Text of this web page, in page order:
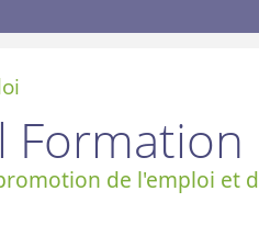
Formation
de l'emploi et